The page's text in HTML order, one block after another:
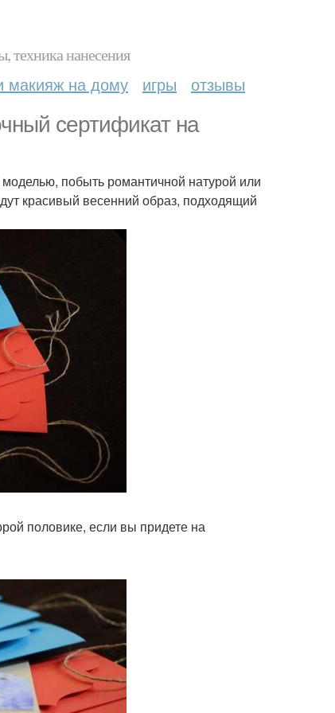
техника нанесения
макияж на дому игры отзывы
сертификат на
побыть романтичной натурой или
красивый весенний образ, подходящий
половике, если вы придете на